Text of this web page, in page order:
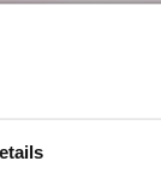
aktuellen
elektrischen